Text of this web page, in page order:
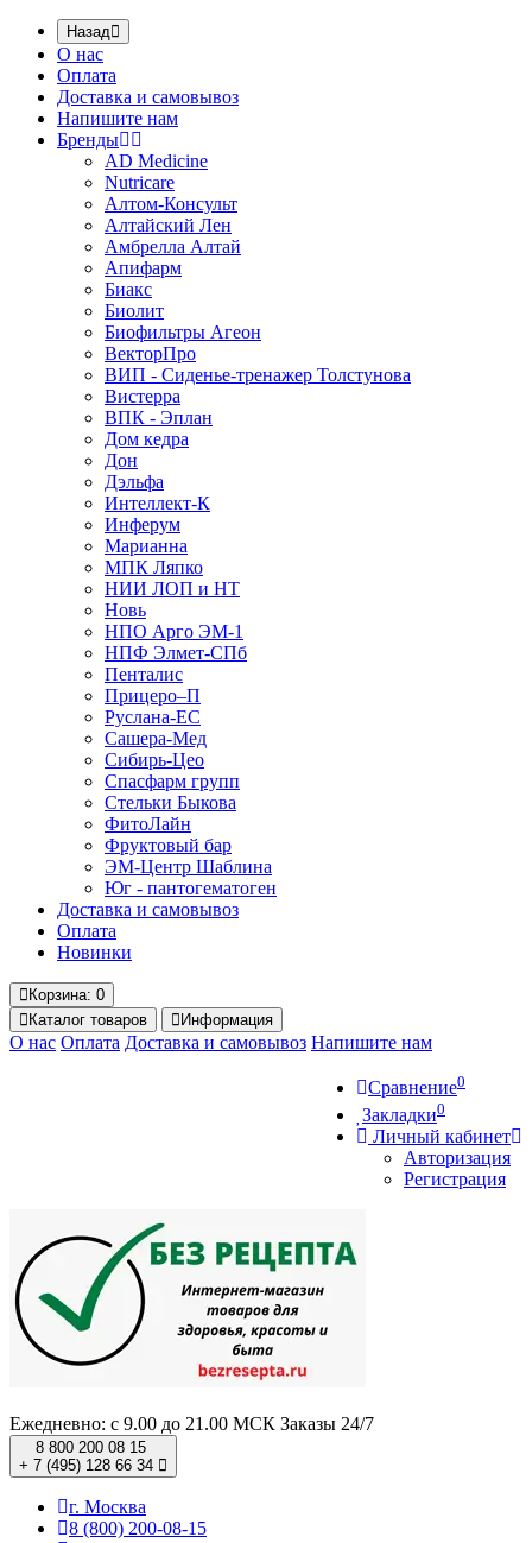
Назад
О нас
Оплата
Доставка и самовывоз
Напишите нам
Бренды
AD Medicine
Nutricare
Алтом-Консульт
Алтайский Лен
Амбрелла Алтай
Апифарм
Биакс
Биолит
Биофильтры Агеон
ВекторПро
ВИП - Сиденье-тренажер Толстунова
Вистерра
ВПК - Эплан
Дом кедра
Дон
Дэльфа
Интеллект-К
Инферум
Марианна
МПК Ляпко
НИИ ЛОП и НТ
Новь
НПО Арго ЭМ-1
НПФ Элмет-СПб
Пенталис
Прицеро–П
Руслана-ЕС
Сашера-Мед
Сибирь-Цео
Спасфарм групп
Стельки Быкова
ФитоЛайн
Фруктовый бар
ЭМ-Центр Шаблина
Юг - пантогематоген
Доставка и самовывоз
Оплата
Новинки
Корзина: 0
Каталог товаров Информация
О нас Оплата Доставка и самовывоз Напишите нам
Сравнение0
Закладки0
Личный кабинет
Авторизация
Регистрация
Ежедневно: с 9.00 до 21.00 МСК Заказы 24/7
8 800 200 08 15
+ 7 (495) 128 66 34
г. Москва
8 (800) 200-08-15